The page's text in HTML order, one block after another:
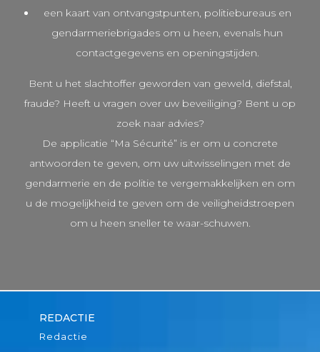
een kaart van ontvangstpunten, politiebureaus en
gendarmeriebrigades om u heen, evenals hun
contactgegevens en openingstijden.
Bent u het slachtoffer geworden van geweld, diefstal,
fraude? Heeft u vragen over uw beveiliging? Bent u op
zoek naar advies?
De applicatie “Ma Sécurité” is er om u concrete
antwoorden te geven, om uw uitwisselingen met de
gendarmerie en de politie te vergemakkelijken en om
u de mogelijkheid te geven om de veiligheidstroepen
om u heen sneller te waar-schuwen.
REDACTIE
Redactie